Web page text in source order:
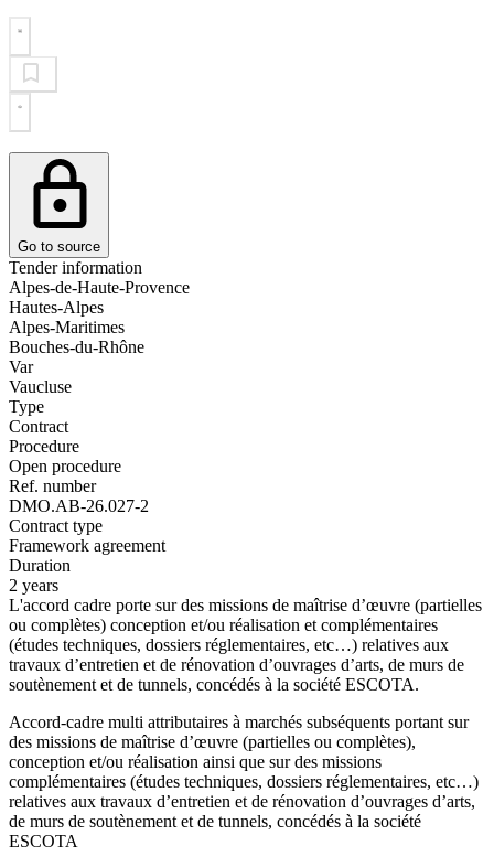
Go to source
Tender information
Alpes-de-Haute-Provence
Hautes-Alpes
Alpes-Maritimes
Bouches-du-Rhône
Var
Vaucluse
Type
Contract
Procedure
Open procedure
Ref. number
DMO.AB-26.027-2
Contract type
Framework agreement
Duration
2 years
L'accord cadre porte sur des missions de maîtrise d’œuvre (partielles
ou complètes) conception et/ou réalisation et complémentaires
(études techniques, dossiers réglementaires, etc…) relatives aux
travaux d’entretien et de rénovation d’ouvrages d’arts, de murs de
soutènement et de tunnels, concédés à la société ESCOTA.
Accord-cadre multi attributaires à marchés subséquents portant sur
des missions de maîtrise d’œuvre (partielles ou complètes),
conception et/ou réalisation ainsi que sur des missions
complémentaires (études techniques, dossiers réglementaires, etc…)
relatives aux travaux d’entretien et de rénovation d’ouvrages d’arts,
de murs de soutènement et de tunnels, concédés à la société
ESCOTA